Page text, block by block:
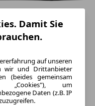
VVT-iE
Damit Sie
auf unseren
wir und Drittanbieter
(beides gemeinsam
„Cookies"), um
Daten (z.B. IP